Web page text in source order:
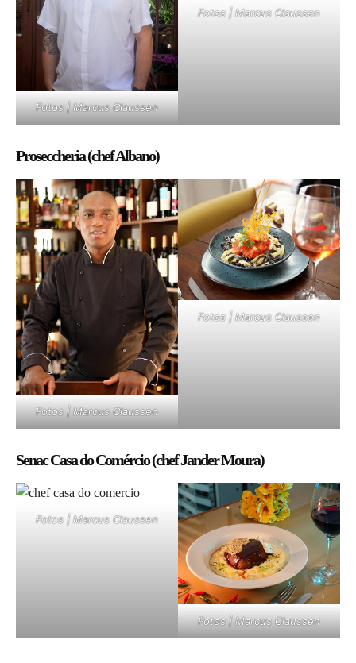
Fotos | Marcus Claussen
Fotos | Marcus Claussen
Proseccheria (chef Albano)
Fotos | Marcus Claussen
Fotos | Marcus Claussen
Senac Casa do Comércio (chef Jander Moura)
Fotos | Marcus Claussen
Fotos | Marcus Claussen